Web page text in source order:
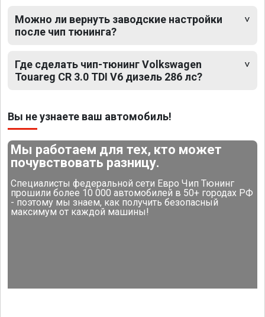
Можно ли вернуть заводские настройки
после чип тюнинга?
Где сделать чип-тюнинг Volkswagen
Touareg CR 3.0 TDI V6 дизель 286 лс?
Вы не узнаете ваш автомобиль!
Мы работаем для тех, кто может
почувствовать разницу.
Специалисты федеральной сети Евро Чип Тюнинг
прошили более 10 000 автомобилей в 50+ городах РФ
- поэтому мы знаем, как получить безопасный
максимум от каждой машины!